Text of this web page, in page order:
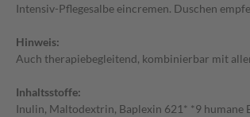
Intensiv-Pflegesalbe eincremen. Duschen
Hinweis:
Auch therapiebegleitend, kombinierbar mit
Inhaltsstoffe:
Inulin, Maltodextrin, Baplexin 621* *9 humane